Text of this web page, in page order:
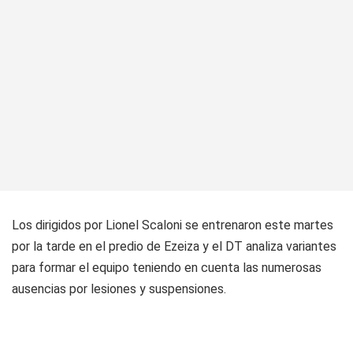
Los dirigidos por Lionel Scaloni se entrenaron este martes
por la tarde en el predio de Ezeiza y el DT analiza variantes
para formar el equipo teniendo en cuenta las numerosas
ausencias por lesiones y suspensiones.